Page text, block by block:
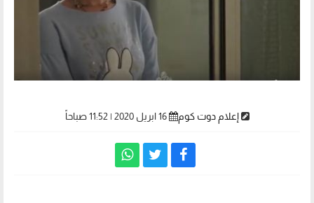
إعلام دوت كوم 16 ابريل 2020 | 11:52 صباحاً